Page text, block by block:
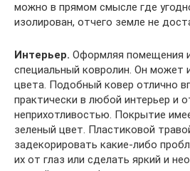
можно в прямом смысле где
изолирован, отчего земле не
Интерьер. Оформляя помещения
специальный ковролин. Он может
цвета. Подобный ковер отлично
практически в любой интерьер и
неприхотливостью. Покрытие
зеленый цвет. Пластиковой
задекорировать какие-либо
их от глаз или сделать яркий и